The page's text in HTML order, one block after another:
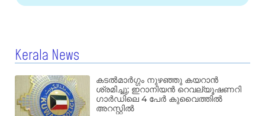
Kerala News
കടൽമാർഗ്ഗം നുഴഞ്ഞു കയറാൻ
ശ്രമിച്ചു; ഇറാനിയൻ റെവല്യൂഷണറി
ഗാർഡിലെ 4 പേർ കുവൈത്തിൽ
അറസ്റ്റിൽ